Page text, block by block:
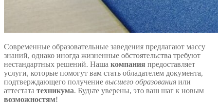
Современные образовательные заведения предлагают массу
знаний, однако иногда жизненные обстоятельства требуют
нестандартных решений. Наша компания предоставляет
услуги, которые помогут вам стать обладателем документа,
подтверждающего получение высшего образования или
аттестата техникума. Будьте уверены, это ваш шаг к новым
возможностям!